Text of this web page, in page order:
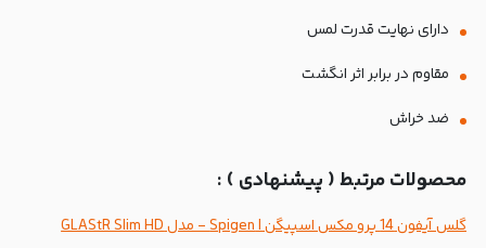
دارای نهایت قدرت لمس
مقاوم در برابر اثر انگشت
ضد خراش
محصولات مرتبط ( پیشنهادی ) :
گلس آیفون 14 پرو مکس اسپیگن | Spigen - مدل GLAStR Slim HD